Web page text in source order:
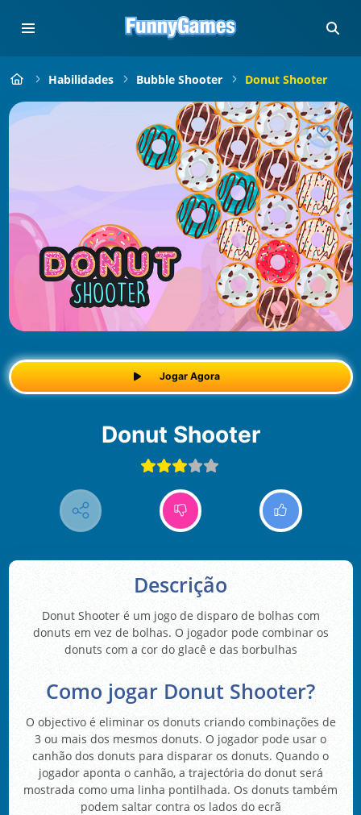
Habilidades Bubble Shooter Donut Shooter
Jogar Agora
Donut Shooter
Descrição
Donut Shooter é um jogo de disparo de bolhas com
donuts em vez de bolhas. O jogador pode combinar os
donuts com a cor do glacê e das borbulhas
Como jogar Donut Shooter?
O objectivo é eliminar os donuts criando combinações de
3 ou mais dos mesmos donuts. O jogador pode usar o
canhão dos donuts para disparar os donuts. Quando o
jogador aponta o canhão, a trajectória do donut será
mostrada como uma linha pontilhada. Os donuts também
podem saltar contra os lados do ecrã